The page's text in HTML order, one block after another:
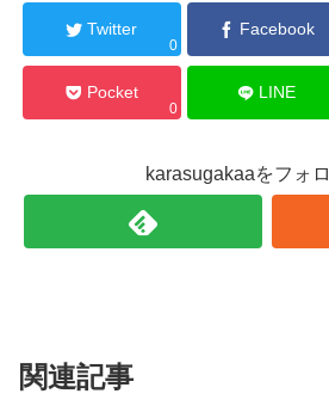
Twitter
0
Facebook
Pocket
0
LINE
karasugakaaをフォ
関連記事